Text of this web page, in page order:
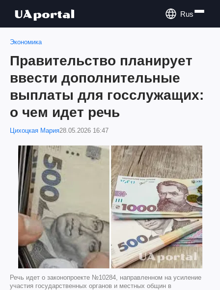
Rus
Экономика
Правительство планирует
ввести дополнительные
выплаты для госслужащих:
о чем идет речь
Цихоцкая Мария28.05.2026 16:47
Речь идет о законопроекте №10284, направленном на усиление
участия государственных органов и местных общин в